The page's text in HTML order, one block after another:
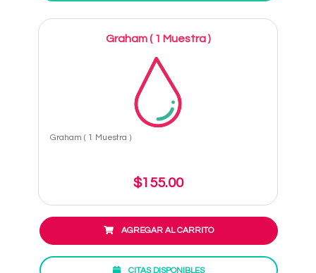
Graham ( 1 Muestra )
Graham ( 1 Muestra )
$155.00
AGREGAR AL CARRITO
CITAS DISPONIBLES